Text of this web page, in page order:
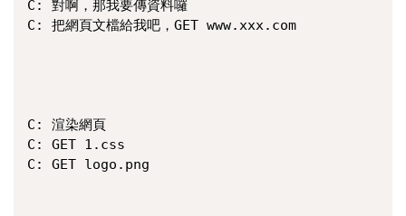
C: 對啊，那我要傳資料囉
C: 把網頁文檔給我吧，GET www.xxx.com
C: 渲染網頁
C: GET 1.css
C: GET logo.png